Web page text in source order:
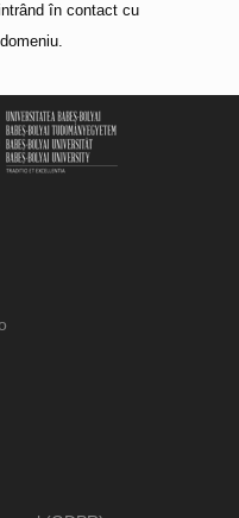
în contact cu